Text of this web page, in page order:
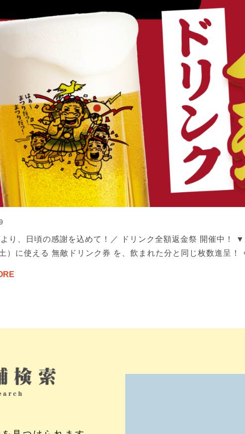
り、日頃の感謝を込めて！／ ドリンク全額返金祭 開催中！
）に使える 無敵ドリンク券 を、飲まれた分と同じ枚数進呈